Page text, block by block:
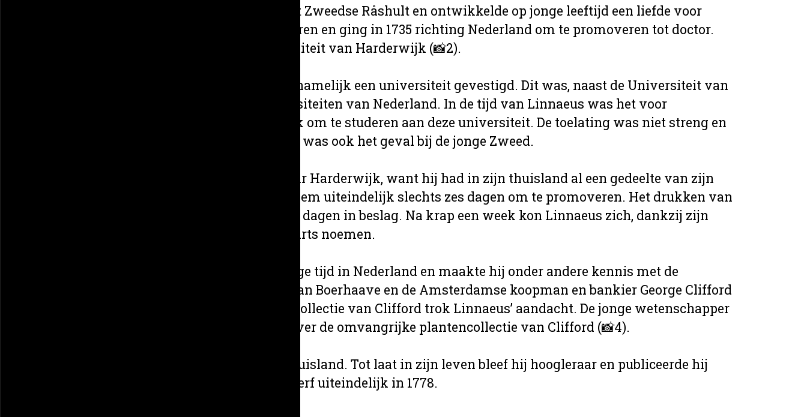
Linnaeus werd in 1707 geboren in het Zweedse Råshult en ontwikkelde op jonge leeftijd een liefde voor
planten. Hij ging geneeskunde studeren en ging in 1735 richting Nederland om te promoveren tot doctor.
Hij besloot dit te doen aan de Universiteit van Harderwijk (📸2).
In Harderwijk was van 1648 tot 1811 namelijk een universiteit gevestigd. Dit was, naast de Universiteit van
Franeker, één van de kleinere universiteiten van Nederland. In de tijd van Linnaeus was het voor
buitenlandse studenten aantrekkelijk om te studeren aan deze universiteit. De toelating was niet streng en
de promotie verliep voorspoedig. Dat was ook het geval bij de jonge Zweed.
Linnaeus kwam goed voorbereid naar Harderwijk, want hij had in zijn thuisland al een gedeelte van zijn
proefschrift geschreven. Het kostte hem uiteindelijk slechts zes dagen om te promoveren. Het drukken van
zijn proefschrift nam daarvan al drie dagen in beslag. Na krap een week kon Linnaeus zich, dankzij zijn
Nederlandse promotieplek, officieel arts noemen.
Na zijn promotie verbleef hij nog enige tijd in Nederland en maakte hij onder andere kennis met de
Nederlandse arts en botanicus Herman Boerhaave en de Amsterdamse koopman en bankier George Clifford
III (📸3). Vooral de exotische plantencollectie van Clifford trok Linnaeus’ aandacht. De jonge wetenschapper
stelde uiteindelijk een boek samen over de omvangrijke plantencollectie van Clifford (📸4).
In 1738 vertrok Linnaeus naar zijn thuisland. Tot laat in zijn leven bleef hij hoogleraar en publiceerde hij
vele toonaangevende werken. Hij stierf uiteindelijk in 1778.